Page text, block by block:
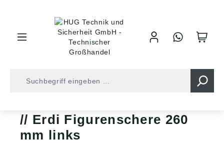
Erdi Figurenschere 260
mm links